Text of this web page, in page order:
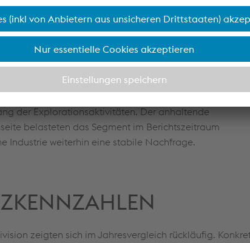
der amerikanischen Flugzeugindustrie
(Öl und Gas, chemische Prozessindustrie sowie
und Erdgasexploration, die chemische
Energien. In den ersten neun Monaten des
Unsicherheiten, ein niedriger Ölpreis und handels-
der Explorationsaktivitäten. Der anhaltende
belasteten das Segment im Berichtszeitraum
Industrie weiterhin eine stabile Nachfrage.
zeigten sich im Jahresvergleich rückläufig.